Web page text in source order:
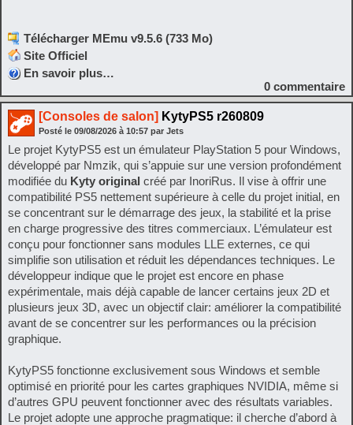
Télécharger MEmu v9.5.6 (733 Mo)
Site Officiel
En savoir plus…
0 commentaire
[Consoles de salon] KytyPS5 r260809
Posté le 09/08/2026 à 10:57 par Jets
Le projet KytyPS5 est un émulateur PlayStation 5 pour Windows,
développé par Nmzik, qui s’appuie sur une version profondément
modifiée du Kyty original créé par InoriRus. Il vise à offrir une
compatibilité PS5 nettement supérieure à celle du projet initial, en
se concentrant sur le démarrage des jeux, la stabilité et la prise
en charge progressive des titres commerciaux. L’émulateur est
conçu pour fonctionner sans modules LLE externes, ce qui
simplifie son utilisation et réduit les dépendances techniques. Le
développeur indique que le projet est encore en phase
expérimentale, mais déjà capable de lancer certains jeux 2D et
plusieurs jeux 3D, avec un objectif clair: améliorer la compatibilité
avant de se concentrer sur les performances ou la précision
graphique.
KytyPS5 fonctionne exclusivement sous Windows et semble
optimisé en priorité pour les cartes graphiques NVIDIA, même si
d’autres GPU peuvent fonctionner avec des résultats variables.
Le projet adopte une approche pragmatique: il cherche d’abord à